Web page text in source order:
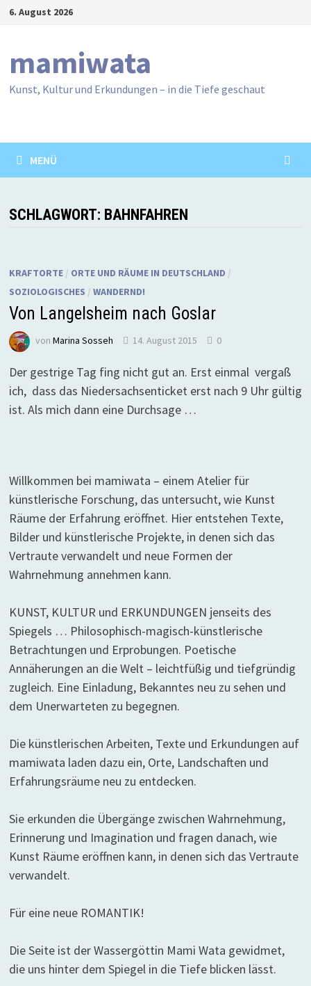
Zum6. August 2026
mamiwata
Kunst, Kultur und Erkundungen – in die Tiefe geschaut
MENÜ
SCHLAGWORT: BAHNFAHREN
KRAFTORTE/ ORTE UND RÄUME IN DEUTSCHLAND /
SOZIOLOGISCHES / WANDERND!
Von Langelsheim nach Goslar
von Marina Sosseh 14. August 2015 0
Der gestrige Tag fing nicht gut an. Erst einmal vergaß
ich, dass das Niedersachsenticket erst nach 9 Uhr gültig
ist. Als mich dann eine Durchsage …
Willkommen bei mamiwata – einem Atelier für
künstlerische Forschung, das untersucht, wie Kunst
Räume der Erfahrung eröffnet. Hier entstehen Texte,
Bilder und künstlerische Projekte, in denen sich das
Vertraute verwandelt und neue Formen der
Wahrnehmung annehmen kann.
KUNST, KULTUR und ERKUNDUNGEN jenseits des
Spiegels … Philosophisch-magisch-künstlerische
Betrachtungen und Erprobungen. Poetische
Annäherungen an die Welt – leichtfüßig und tiefgründig
zugleich. Eine Einladung, Bekanntes neu zu sehen und
dem Unerwarteten zu begegnen.
Die künstlerischen Arbeiten, Texte und Erkundungen auf
mamiwata laden dazu ein, Orte, Landschaften und
Erfahrungsräume neu zu entdecken.
Sie erkunden die Übergänge zwischen Wahrnehmung,
Erinnerung und Imagination und fragen danach, wie
Kunst Räume eröffnen kann, in denen sich das Vertraute
verwandelt.
Für eine neue ROMANTIK!
Die Seite ist der Wassergöttin Mami Wata gewidmet,
die uns hinter dem Spiegel in die Tiefe blicken lässt.